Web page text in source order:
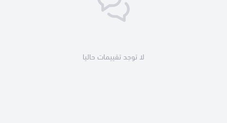
لا توجد تقييمات حاليا